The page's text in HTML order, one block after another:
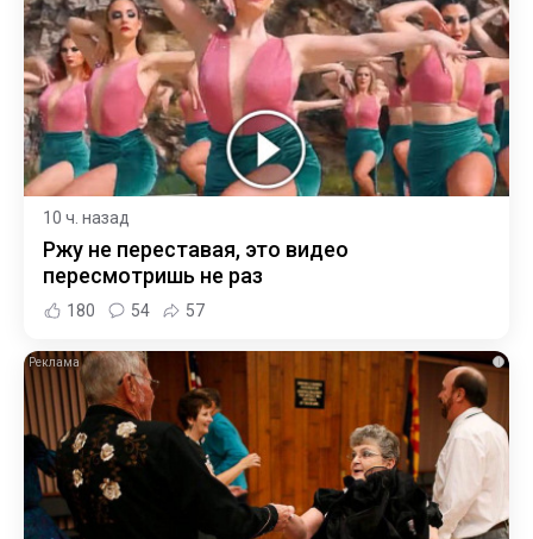
10 ч. назад
Ржу не переставая, это видео
пересмотришь не раз
180 54 57
i